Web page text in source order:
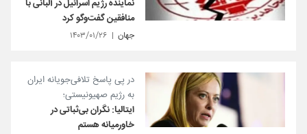
نماینده رژیم اسرائیل در آلبانی با
منافقین گفت‌و‌گو کرد
جهان ۱۴۰۳/۰۱/۲۶
در پی پاسخ تلافی‌جویانه ایران
به رژیم صهیونیستی؛
ایتالیا: نگران بی‌ثباتی در
خاورمیانه هستم